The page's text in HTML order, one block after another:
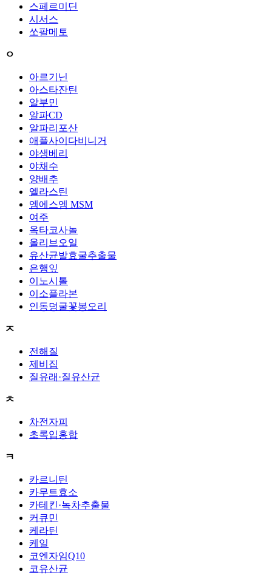
스페르미딘
시서스
쏘팔메토
ㅇ
아르기닌
아스타잔틴
알부민
알파CD
알파리포산
애플사이다비니거
야생베리
야채수
양배추
엘라스틴
엠에스엠 MSM
여주
옥타코사놀
올리브오일
유산균발효굴추출물
은행잎
이노시톨
이소플라본
인동덩굴꽃봉오리
ㅈ
전해질
제비집
질유래·질유산균
ㅊ
차전자피
초록입홍합
ㅋ
카르니틴
카무트효소
카테킨·녹차추출물
커큐민
케라틴
케일
코엔자임Q10
코유산균